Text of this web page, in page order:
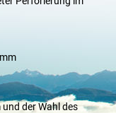
und der Wahl des